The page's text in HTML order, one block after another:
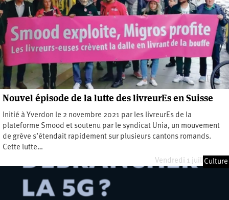
Nouvel épisode de la lutte des livreurEs en Suisse
Initié à Yverdon le 2 novembre 2021 par les livreurEs de la
plateforme Smood et soutenu par le syndicat Unia, un mouvement
de grève s’étendait rapidement sur plusieurs cantons romands.
Cette lutte…
Vendredi 1 juillet 2022
Culture